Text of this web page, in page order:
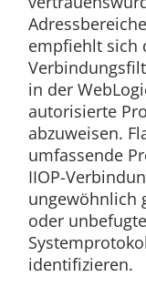
empfiehlt sich
in der
autorisierte
abzuweisen.
umfassende
IIOP-
ungewöhnlich
oder
identifizieren.